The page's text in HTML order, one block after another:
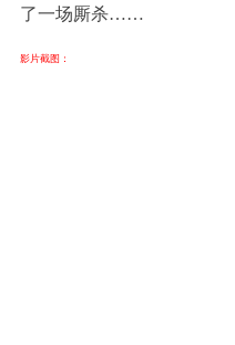
了一场厮杀……
影片截图：